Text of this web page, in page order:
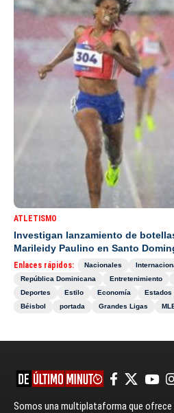
ATLETISMO
Investigan lanzamiento de
Marileidy Paulino en Santo
Enlaces rápidos: Nacionales
República Dominicana
Entretenimiento
Deportes
Estilo Economía Estados
Béisbol
portada Grandes Ligas
Somos una multiplataforma que